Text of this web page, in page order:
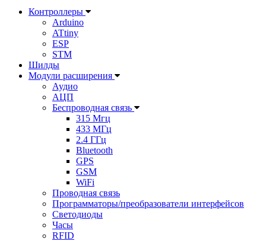
Контроллеры
Arduino
ATtiny
ESP
STM
Шилды
Модули расширения
Аудио
АЦП
Беспроводная связь
315 Мгц
433 МГц
2.4 ГГц
Bluetooth
GPS
GSM
WiFi
Проводная связь
Программаторы/преобразователи интерфейсов
Светодиоды
Часы
RFID